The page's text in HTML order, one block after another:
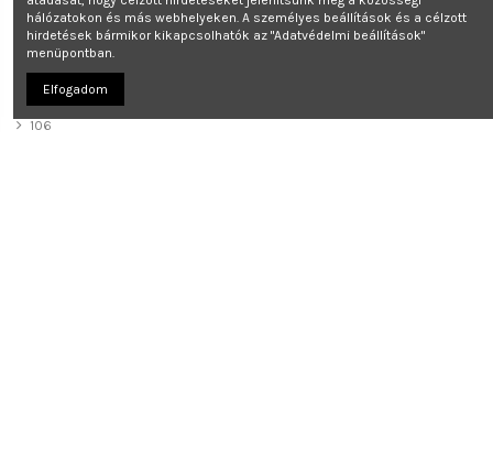
35/35 mm Típus: Peugeot 206, SW, Diesel
Kosárba
PEUGEOT
106
hálózatokon és más webhelyeken. A személyes beállítások és a célzott
hirdetések bármikor kikapcsolhatók az "Adatvédelmi beállítások"
menüpontban.
Elfogadom